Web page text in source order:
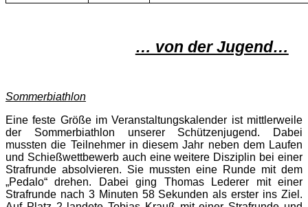
… von der Jugend…
Sommerbiathlon
Eine feste Größe im Veranstaltungskalender ist mittlerweile
der Sommerbiathlon unserer Schützenjugend. Dabei
mussten die Teilnehmer in diesem Jahr neben dem Laufen
und Schießwettbewerb auch eine weitere Disziplin bei einer
Strafrunde absolvieren. Sie mussten eine Runde mit dem
„Pedalo“ drehen. Dabei ging Thomas Lederer mit einer
Strafrunde nach 3 Minuten 58 Sekunden als erster ins Ziel.